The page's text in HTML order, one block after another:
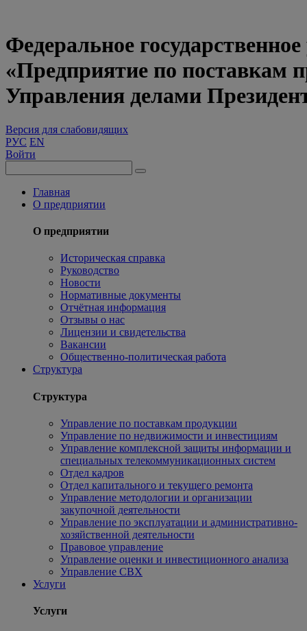
Федеральное
«Предприятие по поставкам
Управления делами
Версия для слабовидящих
РУС EN
Войти
Главная
О предприятии
О предприятии
Историческая справка
Руководство
Новости
Нормативные документы
Отчётная информация
Отзывы о нас
Лицензии и свидетельства
Вакансии
Общественно-политическая работа
Структура
Структура
Управление по поставкам продукции
Управление по недвижимости и инвестициям
Управление комплексной защиты информации и
специальных телекоммуникационных систем
Отдел кадров
Отдел капитального и текущего ремонта
Управление методологии и организации
закупочной деятельности
Управление по эксплуатации и административно-
хозяйственной деятельности
Правовое управление
Управление оценки и инвестиционного анализа
Управление СВХ
Услуги
Услуги